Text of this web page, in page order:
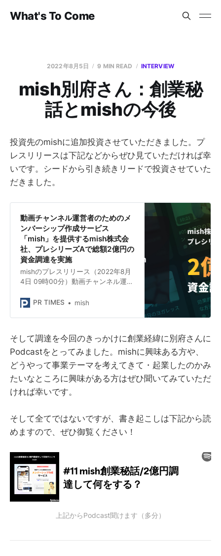
What's To Come
2022年8月5日 9 MIN READ INTERVIEW
mish別府さん：創業秘
話とmishの今後
投資先のmishに追加投資させていただきました。プ
レスリリースは下記などからぜひ見ていただければ幸
いです。シードから引き続きリードで投資させていた
だきました。
動画チャンネル運営者のためのメ
ンバーシップ作成サービス
「mish」を提供するmish株式会
社、プレシリーズAで総額2億円の
資金調達を実施
mishのプレスリリース（2022年8月
4日 09時00分）動画チャンネル運営
ビス[mish]を提供するmish株式会
PR TIMES mish
そして調達を今回のきっかけに創業経緯に別府さんに
Podcastをとってみました。mishに興味ある方や、
どうやって事業テーマを考えてきて・起業したのかみ
たいなところに興味がある方はぜひ聞いてみていただ
ければ幸いです。
そして全てではないですが、書き起こしは下記から読
めますので、ぜひ御覧ください！
上記からPodcast聞けます（多分）